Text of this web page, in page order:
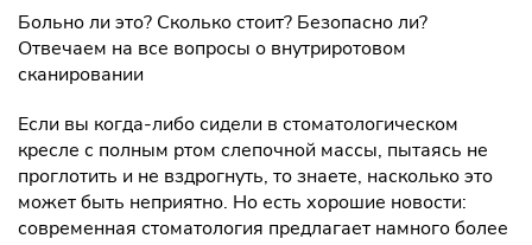
Больно ли это? Сколько стоит? Безопасно ли?
Отвечаем на все вопросы о внутриротовом
сканировании
Если вы когда-либо сидели в стоматологическом
кресле с полным ртом слепочной массы, пытаясь не
проглотить и не вздрогнуть, то знаете, насколько это
может быть неприятно. Но есть хорошие новости:
современная стоматология предлагает намного более